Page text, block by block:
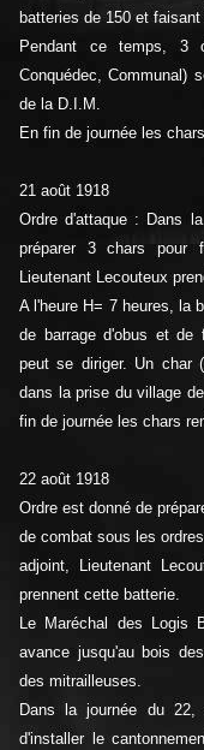
batteries de 150 et
Pendant ce temps, 3
Conquédec, Communal)
de la D.I.M.
En fin de journée les
21 août 1918
Ordre d'attaque : Dans
préparer 3 chars pour
Lieutenant Lecouteux
A l'heure H= 7 heures, la
de barrage d'obus et de
peut se diriger. Un char
dans la prise du village
fin de journée les chars
22 août 1918
Ordre est donné de
de combat sous les
adjoint, Lieutenant
prennent cette batterie.
Le Maréchal des Logis
avance jusqu'au bois
des mitrailleuses.
Dans la journée du 22,
d'installer le